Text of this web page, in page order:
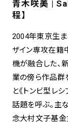
青木咲美 |
程】
2004年東京生ま
ザイン専攻在籍
機が融合した、
業の傍ら作品群
と《トンビ型レ
話題を呼ぶ。主
念大村文子基金